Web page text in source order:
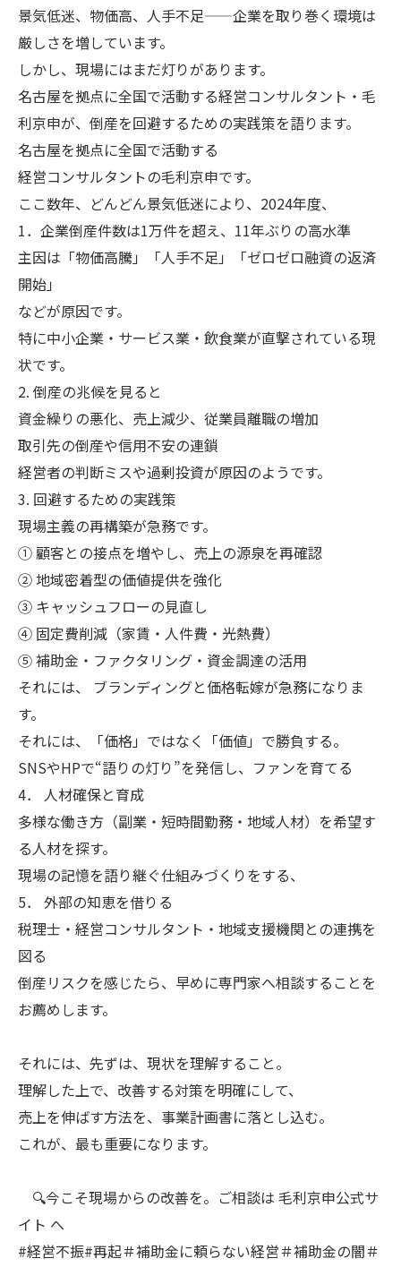
景気低迷、物価高、人手不足——企業を取り巻く環境は
厳しさを増しています。
しかし、現場にはまだ灯りがあります。
名古屋を拠点に全国で活動する経営コンサルタント・毛
利京申が、倒産を回避するための実践策を語ります。
名古屋を拠点に全国で活動する
経営コンサルタントの毛利京申です。
ここ数年、どんどん景気低迷により、2024年度、
1．企業倒産件数は1万件を超え、11年ぶりの高水準
主因は「物価高騰」「人手不足」「ゼロゼロ融資の返済
開始」
などが原因です。
特に中小企業・サービス業・飲食業が直撃されている現
状です。
2. 倒産の兆候を見ると
資金繰りの悪化、売上減少、従業員離職の増加
取引先の倒産や信用不安の連鎖
経営者の判断ミスや過剰投資が原因のようです。
3. 回避するための実践策
現場主義の再構築が急務です。
① 顧客との接点を増やし、売上の源泉を再確認
② 地域密着型の価値提供を強化
③ キャッシュフローの見直し
④ 固定費削減（家賃・人件費・光熱費）
⑤ 補助金・ファクタリング・資金調達の活用
それには、 ブランディングと価格転嫁が急務になりま
す。
それには、「価格」ではなく「価値」で勝負する。
SNSやHPで“語りの灯り”を発信し、ファンを育てる
4． 人材確保と育成
多様な働き方（副業・短時間勤務・地域人材）を希望す
る人材を探す。
現場の記憶を語り継ぐ仕組みづくりをする、
5． 外部の知恵を借りる
税理士・経営コンサルタント・地域支援機関との連携を
図る
倒産リスクを感じたら、早めに専門家へ相談することを
お薦めします。
それには、先ずは、現状を理解すること。
理解した上で、改善する対策を明確にして、
売上を伸ばす方法を、事業計画書に落とし込む。
これが、最も重要になります。
🔍今こそ現場からの改善を。ご相談は 毛利京申公式サ
イト へ
#経営不振#再起＃補助金に頼らない経営＃補助金の闇＃